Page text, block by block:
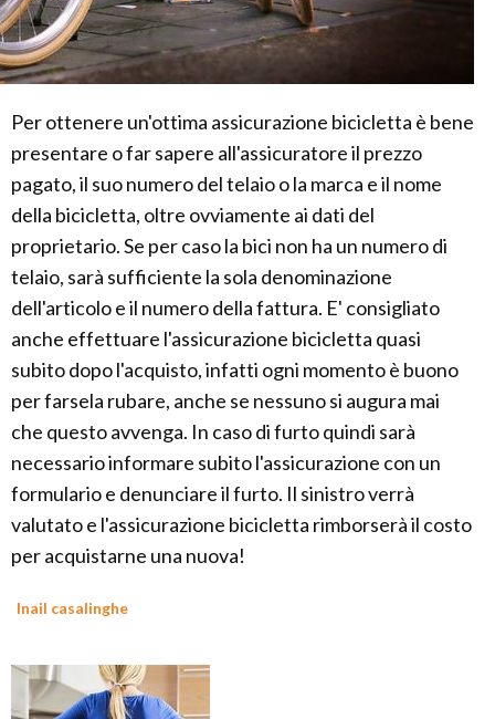
Per ottenere un'ottima assicurazione bicicletta è bene
presentare o far sapere all'assicuratore il prezzo
pagato, il suo numero del telaio o la marca e il nome
della bicicletta, oltre ovviamente ai dati del
proprietario. Se per caso la bici non ha un numero di
telaio, sarà sufficiente la sola denominazione
dell'articolo e il numero della fattura. E' consigliato
anche effettuare l'assicurazione bicicletta quasi
subito dopo l'acquisto, infatti ogni momento è buono
per farsela rubare, anche se nessuno si augura mai
che questo avvenga. In caso di furto quindi sarà
necessario informare subito l'assicurazione con un
formulario e denunciare il furto. Il sinistro verrà
valutato e l'assicurazione bicicletta rimborserà il costo
per acquistarne una nuova!
Inail casalinghe